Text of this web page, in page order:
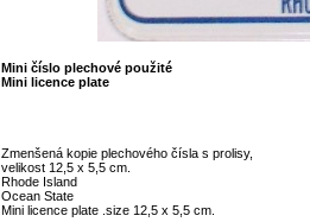
Mini číslo plechové použité
Mini licence plate
Zmenšená kopie plechového čísla s prolisy,
velikost 12,5 x 5,5 cm.
Rhode Island
Ocean State
Mini licence plate .size 12,5 x 5,5 cm.